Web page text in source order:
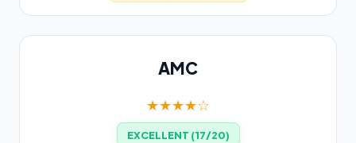
AMC
★★★★☆
EXCELLENT (17/20)